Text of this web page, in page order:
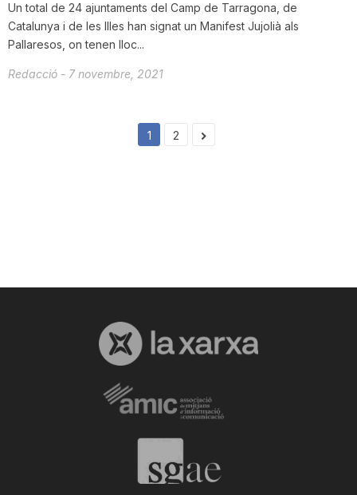
Un total de 24 ajuntaments del Camp de Tarragona, de
Catalunya i de les Illes han signat un Manifest Jujolià als
Pallaresos, on tenen lloc...
Redacció - 7 novembre, 2021
1 2